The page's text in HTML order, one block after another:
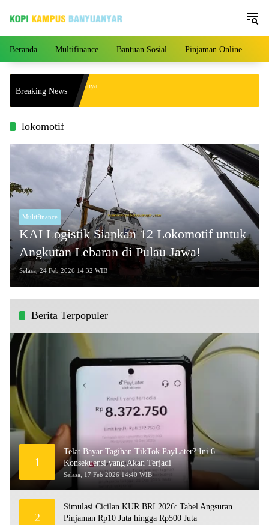
Beranda Multifinance Bantuan Sosial Pinjaman Online
Breaking News
yang Akhirnya Punya
Tahun Menikah!
lokomotif
Multifinance
KAI Logistik Siapkan 12 Lokomotif untuk
Angkutan Lebaran di Pulau Jawa!
Selasa, 24 Feb 2026 14:32 WIB
Berita Terpopuler
1
Telat Bayar Tagihan TikTok PayLater? Ini 6
Konsekuensi yang Akan Terjadi
Selasa, 17 Feb 2026 14:40 WIB
2
Simulasi Cicilan KUR BRI 2026: Tabel Angsuran
Pinjaman Rp10 Juta hingga Rp500 Juta